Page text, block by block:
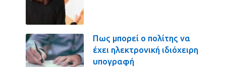
Πως μπορεί ο πολίτης να
έχει ηλεκτρονική ιδιόχειρη
υπογραφή